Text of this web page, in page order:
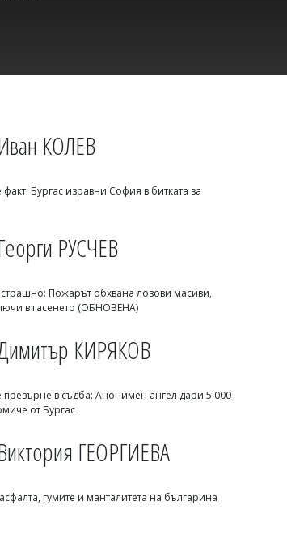
различни пози, пита Боби Борисов
Владислав БОНЕВ
Кметът на Сеута обяви
КОЛЕВ
Бургас изравни София в битката за
РУСЧЕВ
Пожарът обхвана лозови масиви,
в гасенето (ОБНОВЕНА)
КИРЯКОВ
превърне в съдба: Анонимен ангел дари 5 000
от Бургас
ГЕОРГИЕВА
гумите и манталитета на българина